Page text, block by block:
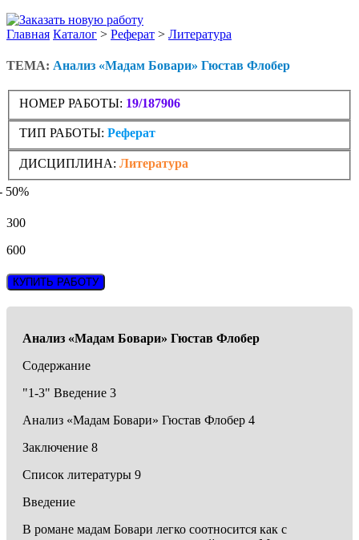
Главная Каталог > Реферат > Литература
ТЕМА: Анализ «Мадам Бовари» Гюстав Флобер
НОМЕР РАБОТЫ: 19/187906
ТИП РАБОТЫ: Реферат
ДИСЦИПЛИНА: Литература
50%
300
600
КУПИТЬ РАБОТУ
Анализ «Мадам Бовари» Гюстав Флобер
Содержание
"1-3" Введение 3
Анализ «Мадам Бовари» Гюстав Флобер 4
Заключение 8
Список литературы 9
Введение
В романе мадам Бовари легко соотносится как с